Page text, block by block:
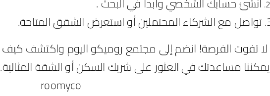
تواصل مع الشركاء المحتملين أو استعرض الشقق المتاحة.
لا تفوت الفرصة! انضم إلى مجتمع روميكو اليوم واكتشف كيف
يمكننا مساعدتك في العثور على شريك السكن أو الشقة المثالية.
roomyco